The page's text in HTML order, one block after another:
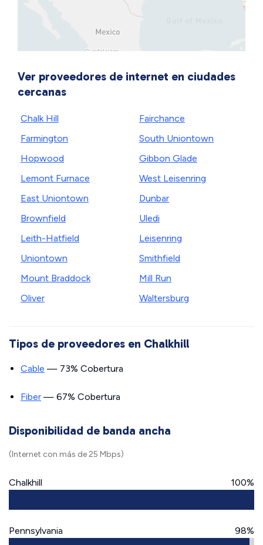
Ver proveedores de internet en ciudades
cercanas
Chalk Hill
Farmington
Hopwood
Lemont Furnace
East Uniontown
Brownfield
Leith-Hatfield
Uniontown
Mount Braddock
Oliver
Fairchance
South Uniontown
Gibbon Glade
West Leisenring
Dunbar
Uledi
Leisenring
Smithfield
Mill Run
Waltersburg
Tipos de proveedores en Chalkhill
Cable — 73% Cobertura
Fiber — 67% Cobertura
Disponibilidad de banda ancha
(Internet con más de 25 Mbps)
Chalkhill 100%
Pennsylvania 98%